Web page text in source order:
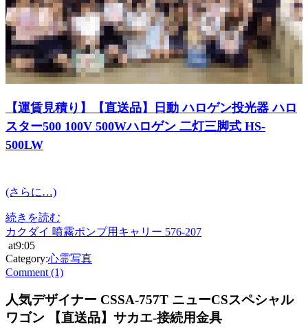
【運賃見積り】【直送品】日動 ハロゲン投光器 ハロ
スター500 100V 500Wハロゲン 二灯三脚式 HS-
500LW
(さらに…)
続きを読む
カクダイ 噴霧ポンプ用キャリー 576-207
at9:05
Category:心霊写真
Comment (1)
人気デザイナー CSSA-757T ニューCSスペシャル
ワゴン 【直送品】サカエ-接続用金具